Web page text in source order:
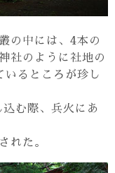
の中には、4本の
社のように社地の
いるところが珍し
む際、兵火にあ
れた。